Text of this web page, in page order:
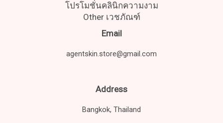
โปรโมชั่นคลินิกความงาม
Other เวชภัณฑ์
Email
agentskin.store@gmail.com
Address
Bangkok, Thailand